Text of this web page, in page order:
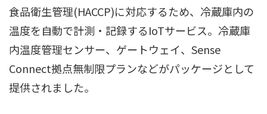
食品衛生管理(HACCP)に対応するため、冷蔵庫内の
温度を自動で計測・記録するIoTサービス。冷蔵庫
内温度管理センサー、ゲートウェイ、Sense
Connect拠点無制限プランなどがパッケージとして
提供されました。